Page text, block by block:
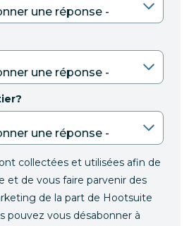
collectées et utilisées afin de
et de vous faire parvenir des
de la part de Hootsuite
pouvez vous désabonner à